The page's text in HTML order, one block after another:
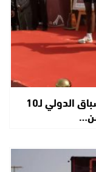
الدشيرة تحتضن النسخة الثانية من السباق الدولي لـ10